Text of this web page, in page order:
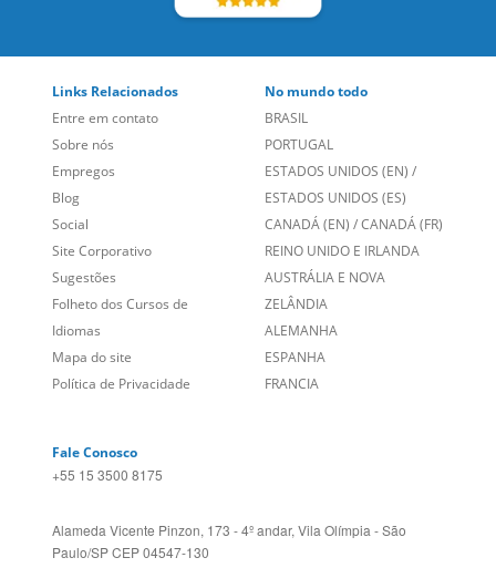
Links Relacionados
Entre em contato
Sobre nós
Empregos
Blog
Social
Site Corporativo
Sugestões
Folheto dos Cursos de
Idiomas
No mundo todo
BRASIL
PORTUGAL
ESTADOS UNIDOS (EN)/
ESTADOS UNIDOS (ES)
CANADÁ (EN) /CANADÁ (FR)
REINO UNIDO E IRLANDA
AUSTRÁLIA E NOVA
ZELÂNDIA
ALEMANHA
+55 15 3500 8175